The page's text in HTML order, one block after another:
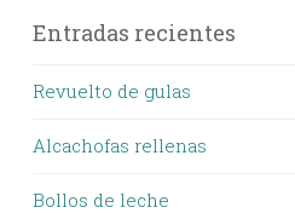
Entradas recientes
Revuelto de gulas
Alcachofas rellenas
Bollos de leche